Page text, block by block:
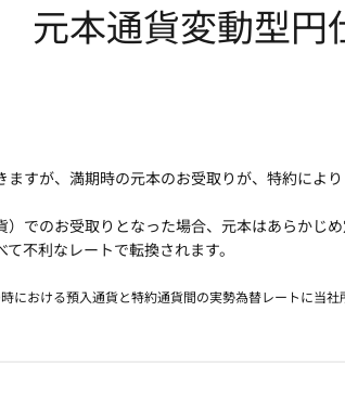
元本通貨変動型円
すが、満期時の元本のお受取りが、特約によ
でのお受取りとなった場合、元本はあらか
不利なレートで転換されます。
おける預入通貨と特約通貨間の実勢為替レートに当社